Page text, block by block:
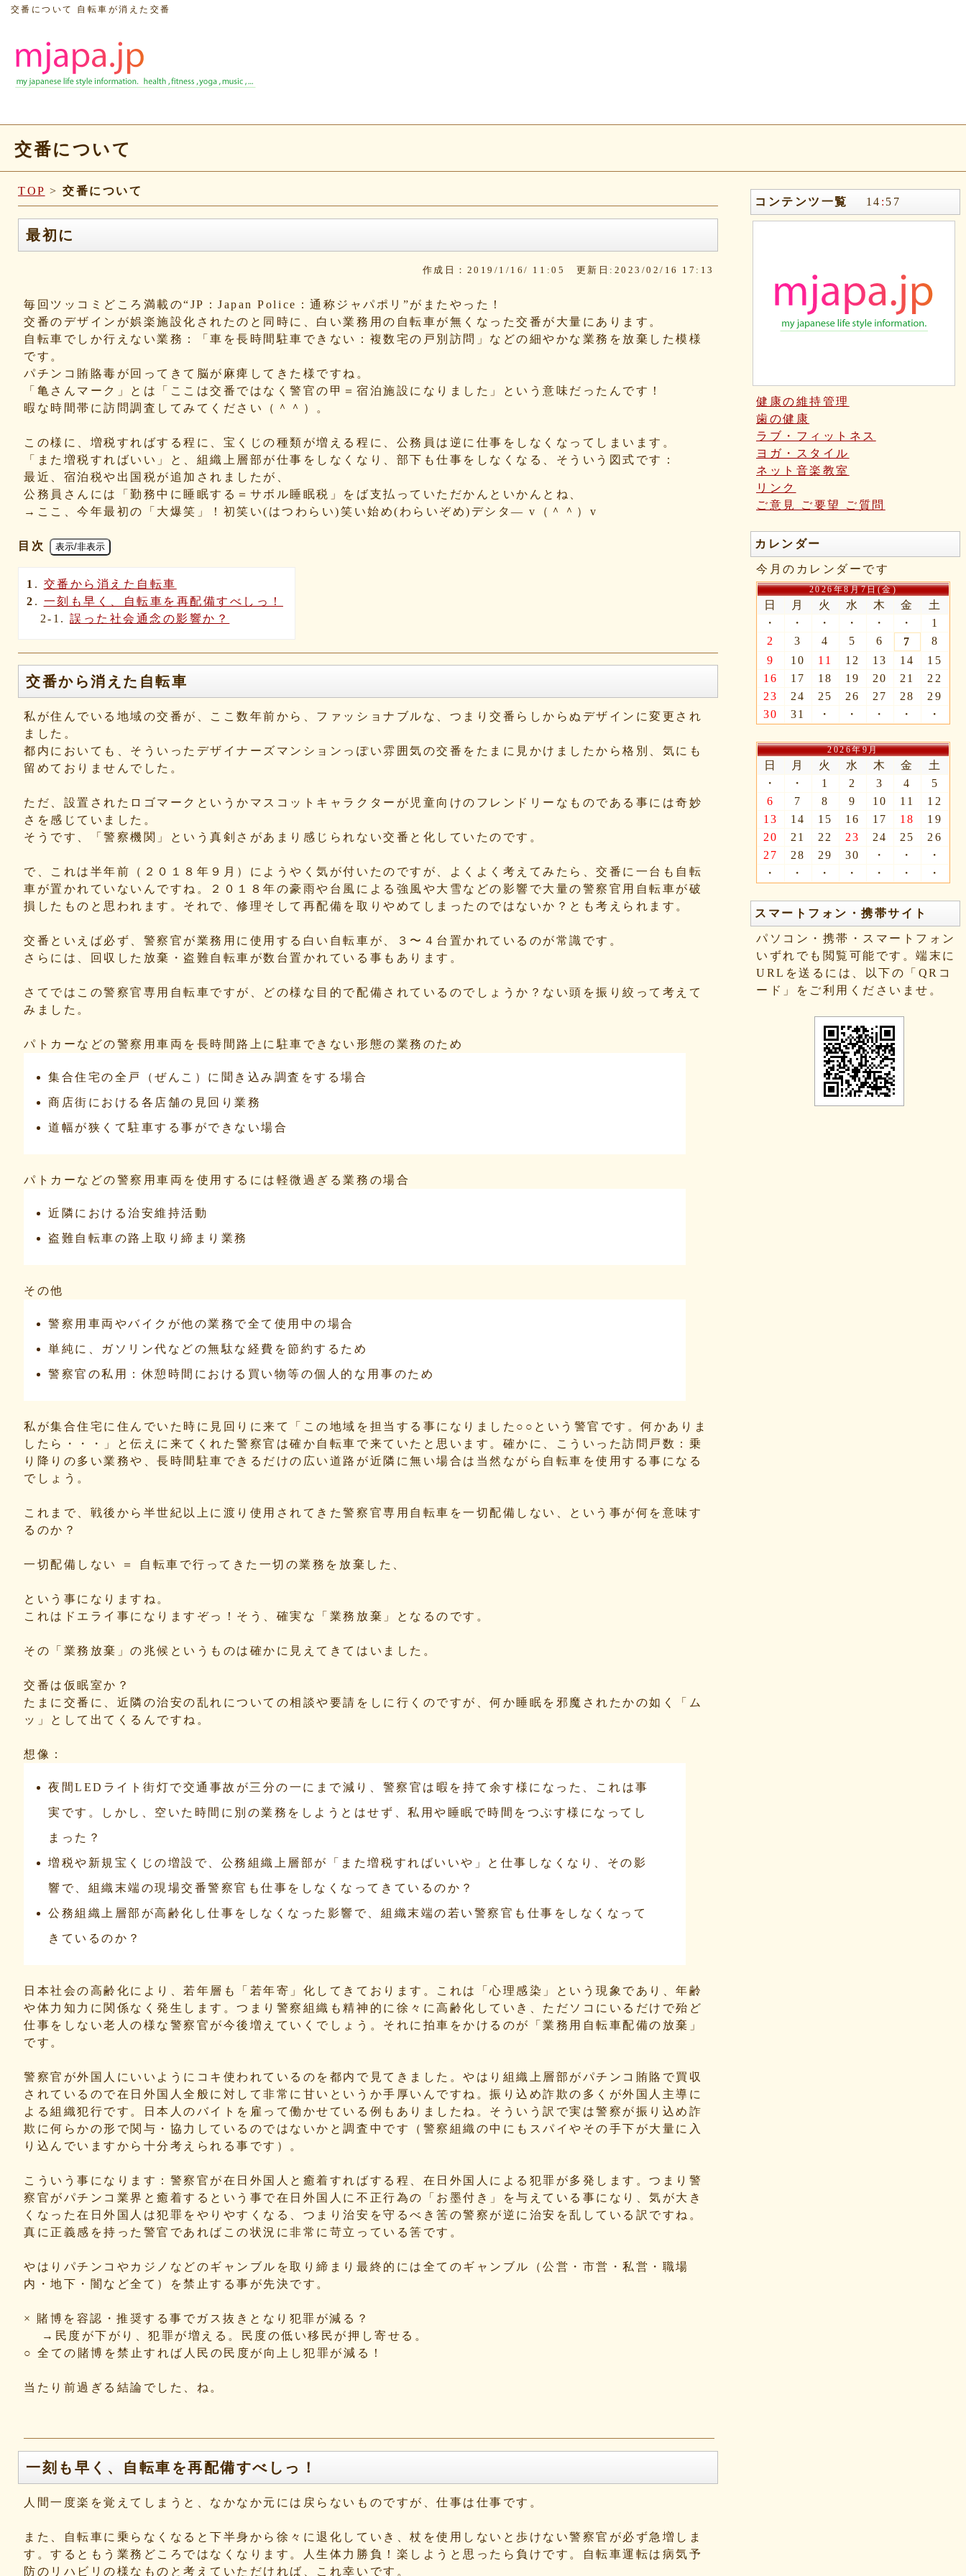
交番について 自転車が消えた交番
交番について
TOP >交番について
最初に
作成日：2019/1/16/ 11:05 更新日:2023/02/16 17:13
毎回ツッコミどころ満載の“JP：Japan Police：通称ジャパポリ”がまたやった！
交番のデザインが娯楽施設化されたのと同時に、白い業務用の自転車が無くなった交番が大量にあります。
自転車でしか行えない業務：「車を長時間駐車できない：複数宅の戸別訪問」などの細やかな業務を放棄した模様
です。
パチンコ賄賂毒が回ってきて脳が麻痺してきた様ですね。
「亀さんマーク」とは「ここは交番ではなく警官の甲＝宿泊施設になりました」という意味だったんです！
暇な時間帯に訪問調査してみてください（＾＾）。
この様に、増税すればする程に、宝くじの種類が増える程に、公務員は逆に仕事をしなくなってしまいます。
「また増税すればいい」と、組織上層部が仕事をしなくなり、部下も仕事をしなくなる、そういう図式です：
最近、宿泊税や出国税が追加されましたが、
公務員さんには「勤務中に睡眠する＝サボル睡眠税」をば支払っていただかんといかんとね、
→ここ、今年最初の「大爆笑」！初笑い(はつわらい)笑い始め(わらいぞめ)デシタ— v（＾＾）v
目次 表示/非表示
1 . 交番から消えた自転車
2 . 一刻も早く、自転車を再配備すべしっ！
2-1.誤った社会通念の影響か？
交番から消えた自転車
私が住んでいる地域の交番が、ここ数年前から、ファッショナブルな、つまり交番らしからぬデザインに変更され
ました。
都内においても、そういったデザイナーズマンションっぽい雰囲気の交番をたまに見かけましたから格別、気にも
留めておりませんでした。
ただ、設置されたロゴマークというかマスコットキャラクターが児童向けのフレンドリーなものである事には奇妙
さを感じていました。
そうです、「警察機関」という真剣さがあまり感じられない交番と化していたのです。
で、これは半年前（２０１８年９月）にようやく気が付いたのですが、よくよく考えてみたら、交番に一台も自転
車が置かれていないんですね。２０１８年の豪雨や台風による強風や大雪などの影響で大量の警察官用自転車が破
損したものと思われます。それで、修理そして再配備を取りやめてしまったのではないか？とも考えられます。
交番といえば必ず、警察官が業務用に使用する白い自転車が、３〜４台置かれているのが常識です。
さらには、回収した放棄・盗難自転車が数台置かれている事もあります。
さてではこの警察官専用自転車ですが、どの様な目的で配備されているのでしょうか？ない頭を振り絞って考えて
みました。
パトカーなどの警察用車両を長時間路上に駐車できない形態の業務のため
集合住宅の全戸（ぜんこ）に聞き込み調査をする場合
商店街における各店舗の見回り業務
道幅が狭くて駐車する事ができない場合
パトカーなどの警察用車両を使用するには軽微過ぎる業務の場合
近隣における治安維持活動
盗難自転車の路上取り締まり業務
その他
警察用車両やバイクが他の業務で全て使用中の場合
単純に、ガソリン代などの無駄な経費を節約するため
警察官の私用：休憩時間における買い物等の個人的な用事のため
私が集合住宅に住んでいた時に見回りに来て「この地域を担当する事になりました○○という警官です。何かありま
したら・・・」と伝えに来てくれた警察官は確か自転車で来ていたと思います。確かに、こういった訪問戸数：乗
り降りの多い業務や、長時間駐車できるだけの広い道路が近隣に無い場合は当然ながら自転車を使用する事になる
でしょう。
これまで、戦後から半世紀以上に渡り使用されてきた警察官専用自転車を一切配備しない、という事が何を意味す
るのか？
一切配備しない ＝ 自転車で行ってきた一切の業務を放棄した、
という事になりますね。
これはドエライ事になりますぞっ！そう、確実な「業務放棄」となるのです。
その「業務放棄」の兆候というものは確かに見えてきてはいました。
交番は仮眠室か？
たまに交番に、近隣の治安の乱れについての相談や要請をしに行くのですが、何か睡眠を邪魔されたかの如く「ム
ッ」として出てくるんですね。
想像：
夜間LEDライト街灯で交通事故が三分の一にまで減り、警察官は暇を持て余す様になった、これは事
実です。しかし、空いた時間に別の業務をしようとはせず、私用や睡眠で時間をつぶす様になってし
まった？
増税や新規宝くじの増設で、公務組織上層部が「また増税すればいいや」と仕事しなくなり、その影
響で、組織末端の現場交番警察官も仕事をしなくなってきているのか？
公務組織上層部が高齢化し仕事をしなくなった影響で、組織末端の若い警察官も仕事をしなくなって
きているのか？
日本社会の高齢化により、若年層も「若年寄」化してきております。これは「心理感染」という現象であり、年齢
や体力知力に関係なく発生します。つまり警察組織も精神的に徐々に高齢化していき、ただソコにいるだけで殆ど
仕事をしない老人の様な警察官が今後増えていくでしょう。それに拍車をかけるのが「業務用自転車配備の放棄」
です。
警察官が外国人にいいようにコキ使われているのを都内で見てきました。やはり組織上層部がパチンコ賄賂で買収
されているので在日外国人全般に対して非常に甘いというか手厚いんですね。振り込め詐欺の多くが外国人主導に
よる組織犯行です。日本人のバイトを雇って働かせている例もありましたね。そういう訳で実は警察が振り込め詐
欺に何らかの形で関与・協力しているのではないかと調査中です（警察組織の中にもスパイやその手下が大量に入
り込んでいますから十分考えられる事です）。
こういう事になります：警察官が在日外国人と癒着すればする程、在日外国人による犯罪が多発します。つまり警
察官がパチンコ業界と癒着するという事で在日外国人に不正行為の「お墨付き」を与えている事になり、気が大き
くなった在日外国人は犯罪をやりやすくなる、つまり治安を守るべき筈の警察が逆に治安を乱している訳ですね。
真に正義感を持った警官であればこの状況に非常に苛立っている筈です。
やはりパチンコやカジノなどのギャンブルを取り締まり最終的には全てのギャンブル（公営・市営・私営・職場
内・地下・闇など全て）を禁止する事が先決です。
× 賭博を容認・推奨する事でガス抜きとなり犯罪が減る？
→民度が下がり、犯罪が増える。民度の低い移民が押し寄せる。
○ 全ての賭博を禁止すれば人民の民度が向上し犯罪が減る！
当たり前過ぎる結論でした、ね。
一刻も早く、自転車を再配備すべしっ！
人間一度楽を覚えてしまうと、なかなか元には戻らないものですが、仕事は仕事です。
また、自転車に乗らなくなると下半身から徐々に退化していき、杖を使用しないと歩けない警察官が必ず急増しま
す。するともう業務どころではなくなります。人生体力勝負！楽しようと思ったら負けです。自転車運転は病気予
防のリハビリの様なものと考えていただければ、これ幸いです。
コンテンツ一覧 14 : 57
健康の維持管理
歯の健康
ラブ・フィットネス
ヨガ・スタイル
ネット音楽教室
リンク
ご意見 ご要望 ご質問
カレンダー
今月のカレンダーです
2026年8月7日(金)
日 月 火 水 木 金
土
・
・ ・ ・ ・ ・
1
2
3 4 5 6 7
8
9
10 11 12 13 14
15
16
17 18 19 20 21
22
23
24 25 26 27 28
29
30
31 ・ ・ ・ ・ ・
2026年9月
日 月 火 水 木 金
土
・
・ 1 2 3 4
5
6
7 8 9 10 11
12
13
14 15 16 17 18
19
20
21 22 23 24 25
26
27
28 29 30 ・ ・
・
・
・ ・ ・ ・ ・ ・
スマートフォン・携帯サイト
パソコン・携帯・スマートフォン
いずれでも閲覧可能です。端末に
URLを送るには、以下の「QRコ
ード」をご利用くださいませ。